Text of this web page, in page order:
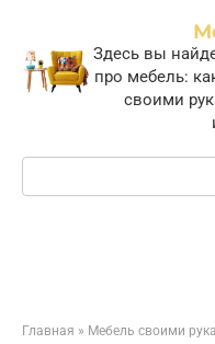
контенту
Здесь вы
про мебель:
своими
Поиск:
Главная » Мебель своими